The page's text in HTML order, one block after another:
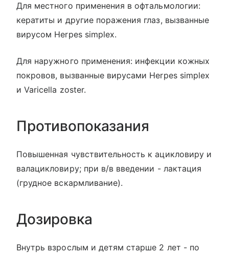
Для местного применения в офтальмологии:
кератиты и другие поражения глаз, вызванные
вирусом Herpes simplex.
Для наружного применения: инфекции кожных
покровов, вызванные вирусами Herpes simplex
и Varicella zoster.
Противопоказания
Повышенная чувствительность к ацикловиру и
валацикловиру; при в/в введении - лактация
(грудное вскармливание).
Дозировка
Внутрь взрослым и детям старше 2 лет - по